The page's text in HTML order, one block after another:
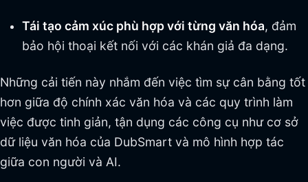
Tái tạo cảm xúc phù hợp với từng văn hóa, đảm
bảo hội thoại kết nối với các khán giả đa dạng.
Những cải tiến này nhắm đến việc tìm sự cân bằng tốt
hơn giữa độ chính xác văn hóa và các quy trình làm
việc được tinh giản, tận dụng các công cụ như cơ sở
dữ liệu văn hóa của DubSmart và mô hình hợp tác
giữa con người và AI.